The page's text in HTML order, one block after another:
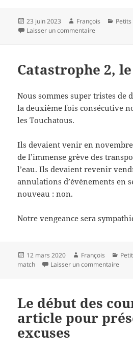
Publié
le
23 juin 2023 Auteur
François
Laisser un commentaire
Catastrophe 2,
Nous sommes super tristes
la deuxième fois consécutive
les Touchatous.
Ils devaient venir en
de l’immense grève des
l’eau. Ils devaient revenir
annulations d’évènements en
nouveau : non.
Notre vengeance sera
Publié
le
12 mars 2020 Auteur
François
match
Laisser un commentaire
Le début des
article pour
excuses